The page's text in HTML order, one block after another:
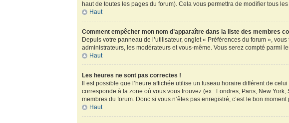
haut de toutes les pages du forum). Cela vous permettra de modifier tous
Haut
Comment empêcher mon nom d’apparaître dans la liste des membres
Depuis votre panneau de l’utilisateur, onglet « Préférences du forum »,
administrateurs, les modérateurs et vous-même. Vous serez compté parmi
Haut
Les heures ne sont pas correctes !
Il est possible que l’heure affichée utilise un fuseau horaire différent de
corresponde à la zone où vous vous trouvez (ex : Londres, Paris, New
membres du forum. Donc si vous n’êtes pas enregistré, c’est le bon moment
Haut